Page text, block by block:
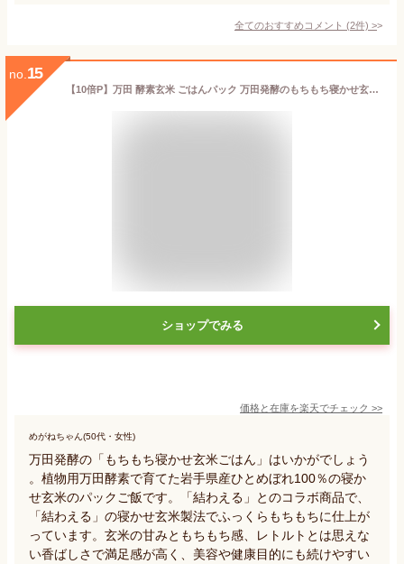
全てのおすすめコメント (2件) >
no. 15
【10倍P】万田 酵素玄米 ごはんパック 万田発酵のもちもち寝かせ玄米ごはん(12パック) 万田 発酵 レトルト 保存食 備蓄 保存 ごはんパック 玄米ライス ヘルシー 食物繊維 美味しい レンジ 万田発酵 玄米 ビタミン【スーパーSALE期間中】
ショップでみる
価格と在庫を楽天でチェック >>
めがねちゃん(50代・女性)
万田発酵の「もちもち寝かせ玄米ごはん」はいかがでしょう
。植物用万田酵素で育てた岩手県産ひとめぼれ100％の寝か
せ玄米のパックご飯です。「結わえる」とのコラボ商品で、
「結わえる」の寝かせ玄米製法でふっくらもちもちに仕上が
っています。玄米の甘みともちもち感、レトルトとは思えな
い香ばしさで満足感が高く、美容や健康目的にも続けやすい